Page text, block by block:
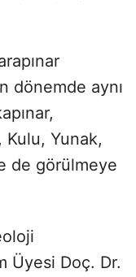
dönemde aynı
Yunak,
de görülmeye
Üyesi Doç. Dr.